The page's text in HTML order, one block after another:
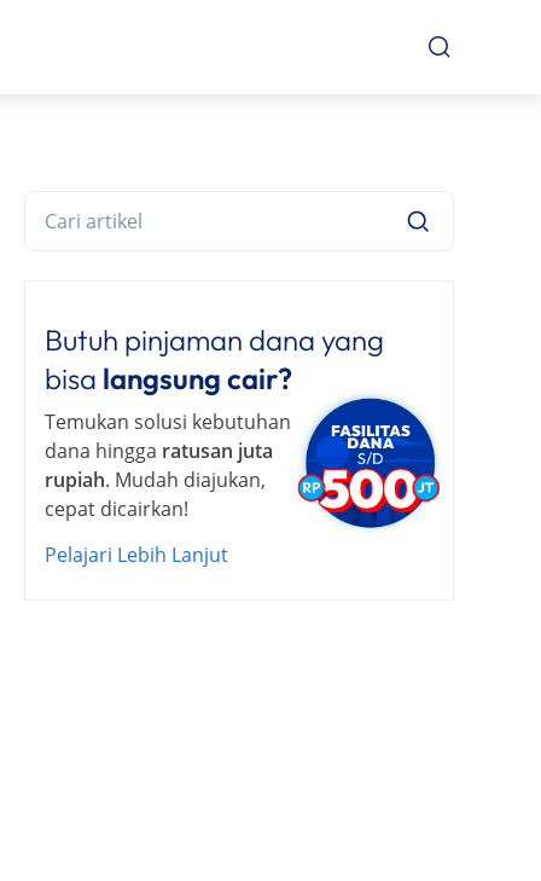
Butuh pinjaman dana yang
bisa langsung cair?
Temukan solusi kebutuhan
dana hingga ratusan juta
rupiah. Mudah diajukan,
cepat dicairkan!
Pelajari Lebih Lanjut